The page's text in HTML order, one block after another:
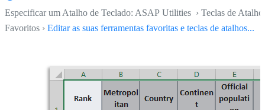
Especificar um Atalho de Teclado: ASAP Utilities › Teclas de Atalho
Favoritos › Editar as suas ferramentas favoritas e teclas de atalhos...